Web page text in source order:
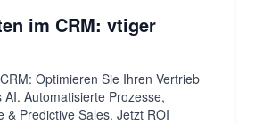
im CRM: vtiger
Optimieren Sie Ihren Vertrieb
AI. Automatisierte Prozesse,
& Predictive Sales. Jetzt ROI